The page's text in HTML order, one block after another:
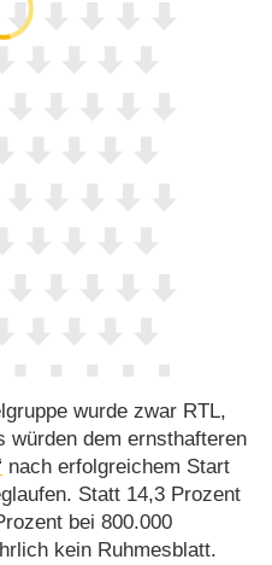
wurde zwar RTL,
dem ernsthafteren
nach erfolgreichem Start
Statt 14,3 Prozent
bei 800.000
kein Ruhmesblatt.